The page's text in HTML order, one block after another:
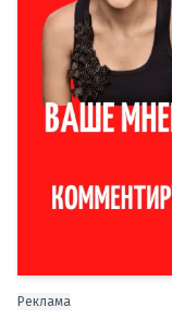
Реклама